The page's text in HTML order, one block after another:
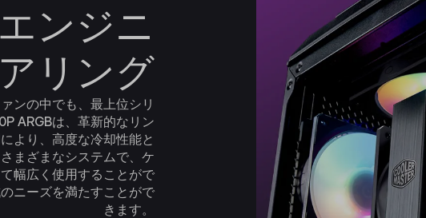
ンジニ
アリング
ンの中でも、最上位シリ
ARGBは、革新的なリン
より、高度な冷却性能と
まざまなシステムで、ケ
幅広く使用することがで
ニーズを満たすことがで
きます。